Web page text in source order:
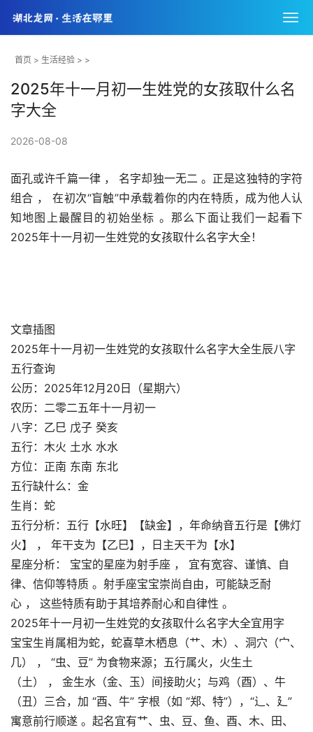
首页 > 生活经验 > >
2025年十一月初一生姓党的女孩取什么名
字大全
2026-08-08
面孔或许千篇一律 ， 名字却独一无二 。正是这独特的字符
组合 ， 在初次“盲触”中承载着你的内在特质，成为他人认
知地图上最醒目的初始坐标 。那么下面让我们一起看下
2025年十一月初一生姓党的女孩取什么名字大全！
文章插图
2025年十一月初一生姓党的女孩取什么名字大全生辰八字
五行查询
公历：2025年12月20日（星期六）
农历：二零二五年十一月初一
八字：乙巳 戊子 癸亥
五行：木火 土水 水水
方位：正南 东南 东北
五行缺什么：金
生肖：蛇
五行分析：五行【水旺】【缺金】，年命纳音五行是【佛灯
火】 ， 年干支为【乙巳】，日主天干为【水】
星座分析： 宝宝的星座为射手座 ， 宜有宽容、谨慎、自
律、信仰等特质 。射手座宝宝崇尚自由，可能缺乏耐
心 ， 这些特质有助于其培养耐心和自律性 。
2025年十一月初一生姓党的女孩取什么名字大全宜用字
宝宝生肖属相为蛇，蛇喜草木栖息（艹、木）、洞穴（宀、
几） ， “虫、豆” 为食物来源；五行属火，火生土
（土） ， 金生水（金、玉）间接助火；与鸡（酉）、牛
（丑）三合，加 “酉、牛” 字根（如 “郑、特”），“辶、廴”
寓意前行顺遂 。起名宜有艹、虫、豆、鱼、酉、木、田、